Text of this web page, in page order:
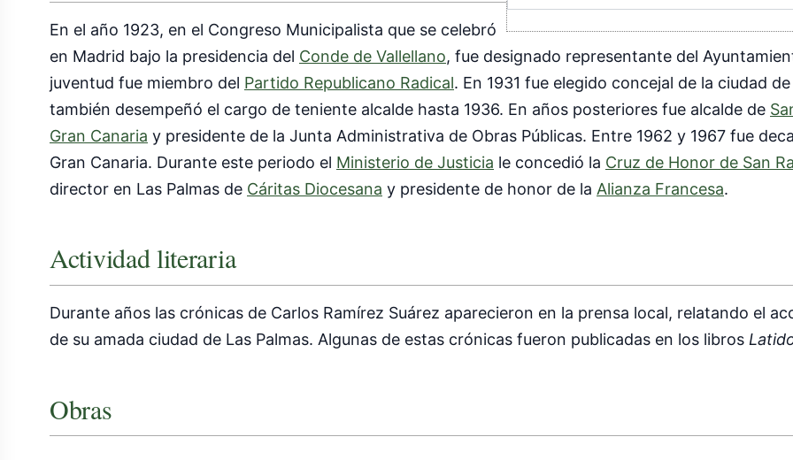
En el año 1923, en el Congreso Municipalista que se celebró
en Madrid bajo la presidencia del Conde de Vallellano, fue designado representante del
juventud fue miembro del Partido Republicano Radical. En 1931 fue elegido concejal de la ciudad
también desempeñó el cargo de teniente alcalde hasta 1936. En años posteriores fue alcalde de
Gran Canaria y presidente de la Junta Administrativa de Obras Públicas. Entre 1962 y 1967 fue
Gran Canaria. Durante este periodo el Ministerio de Justicia le concedió la Cruz de Honor de San
director en Las Palmas de Cáritas Diocesana y presidente de honor de la Alianza Francesa.
Actividad literaria
Durante años las crónicas de Carlos Ramírez Suárez aparecieron en la prensa local, relatando el
de su amada ciudad de Las Palmas. Algunas de estas crónicas fueron publicadas en los libros
Obras